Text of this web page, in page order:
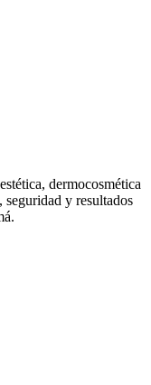
dermocosmética
y resultados